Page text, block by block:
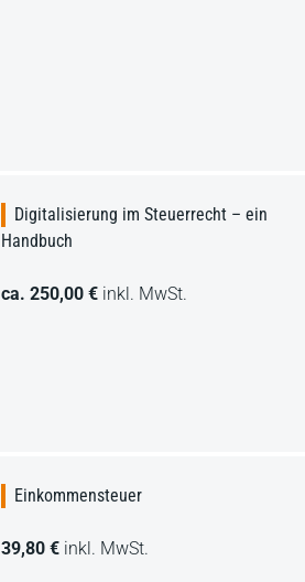
Digitalisierung im Steuerrecht – ein
Handbuch
ca. 250,00 € inkl. MwSt.
Einkommensteuer
39,80 € inkl. MwSt.